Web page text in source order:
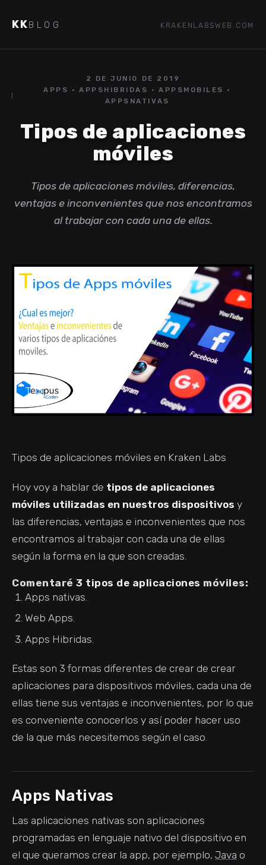
KKBLOG KRAKENLABSWEB.COM
2 DE JUNIO DE 2019
APPS · APPSHIBRIDAS · APPSMOBILES ·
APPSNATIVAS
Tipos de aplicaciones
móviles
Tipos de aplicaciones móviles, diferencias,
ventajas e inconvenientes que nos encontramos
al trabajar con cada una de ellas.
Tipos de aplicaciones móviles en Kraken Labs
Hoy voy a hablar de tipos de aplicaciones
móviles utilizadas en nuestros dispositivos y
las diferencias, ventajas e inconvenientes que nos
encontramos al trabajar con cada una de ellas
según la forma en la que son creadas.
Comentaré 3 tipos de aplicaciones móviles:
Apps nativas.
Web Apps.
Apps Hibridas.
Estas son 3 formas diferentes de crear de crear
aplicaciones para dispositivos móviles, cada una de
ellas tiene sus ventajas e inconvenientes, por lo que
es conveniente conocerlos y así poder hacer uso
de la que más necesitemos según el caso.
Apps Nativas
Las aplicaciones nativas son aplicaciones
programadas en lenguaje nativo del dispositivo en
el que queramos crear la app, por ejemplo, Java o